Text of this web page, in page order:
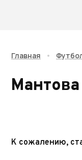
Главная •
Мантова
К сожалению,